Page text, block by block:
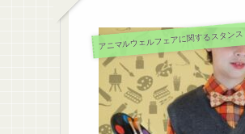
アニマルウェルフェアに関するスタンス